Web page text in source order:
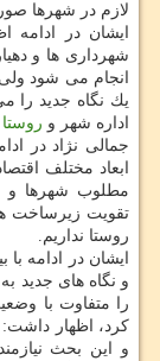
لازم در شهرها
ایشان در
شهرداری ها و
انجام می شود
یك نگاه جدید را
اداره شهر و روستا
جمالی نژاد در
ابعاد مختلف
مطلوب شهرها و
تقویت زیرساخت
روستا نداریم.
ایشان در ادامه
و نگاه های جدید
را متفاوت با
كرد، اظهار
و این بحث